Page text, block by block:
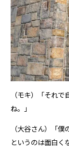
（モキ）「それ
ね。」
（大谷さん）「
というのは面白く